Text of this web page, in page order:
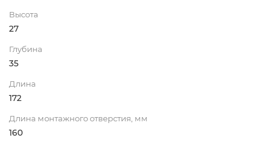
Высота
27
Глубина
35
Длина
172
Длина монтажного отверстия, мм
160